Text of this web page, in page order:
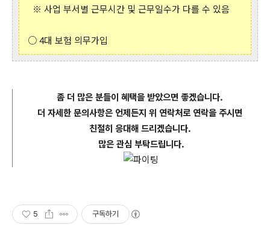
※ 사업 부서별 근무시간 및 근무일수가 다를 수 있음
○ 4대 보험 의무가입
좀 더 많은 분들이 혜택을 받았으면 좋겠습니다.
더 자세한 문의사항은 언제든지 위 연락처로 연락을 주시면
친절히 응대해 드리겠습니다.
많은 관심 부탁드립니다.
5 구독하기